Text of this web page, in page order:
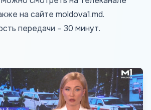
на сайте moldova1.md.
передачи – 30 минут.